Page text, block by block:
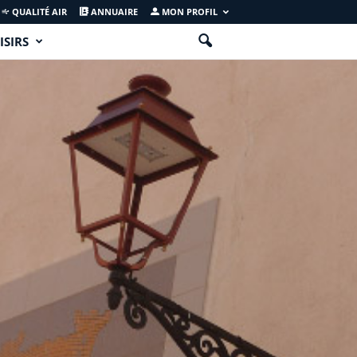
QUALITÉ AIR ANNUAIRE MON PROFIL